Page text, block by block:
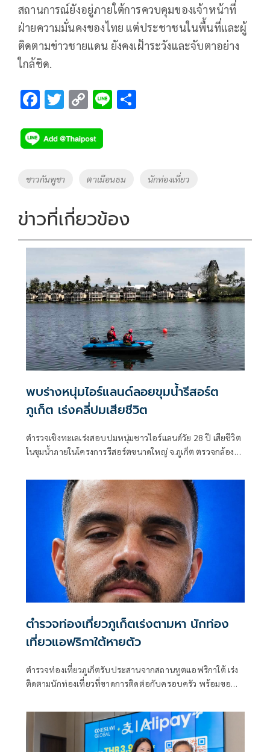
สถานการณ์ยังอยู่ภายใต้การควบคุมของเจ้าหน้าที่
ฝ่ายความมั่นคงของไทย แต่ประชาชนในพื้นที่และผู้
ติดตามข่าวชายแดน ยังคงเฝ้าระวังและจับตาอย่าง
ใกล้ชิด.
F
e
b
o
k
T
tt
er
C
p
y
Li
k
Li
Tags
ชาวกัมพูชา ตาเมือนธม นักท่องเที่ยว
ข่าวที่เกี่ยวข้อง
พบร่างหนุ่มไอร์แลนด์ลอยขุมน้ำรีสอร์ต
ภูเก็ต เร่งคลี่ปมเสียชีวิต
ตำรวจเชิงทะเลเร่งสอบปมหนุ่มชาวไอร์แลนด์วัย 28 ปี เสียชีวิต
ในขุมน้ำภายในโครงการรีสอร์ตขนาดใหญ่ จ.ภูเก็ต ตรวจกล้อง
ประสานสถานทูตแจ้งครอบครัวแล้ว
ตำรวจท่องเที่ยวภูเก็ตเร่งตามหา นักท่อง
เที่ยวแอฟริกาใต้หายตัว
ตำรวจท่องเที่ยวภูเก็ตรับประสานจากสถานทูตแอฟริกาใต้ เร่ง
ติดตามนักท่องเที่ยวที่ขาดการติดต่อกับครอบครัว พร้อมขอ